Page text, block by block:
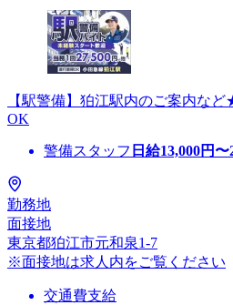
【駅警備】狛江駅内のご案内な
OK
警備スタッフ 日給13,000円〜
勤務地
面接地
東京都狛江市元和泉1-7
※面接地は求人内をご覧ください
交通費支給